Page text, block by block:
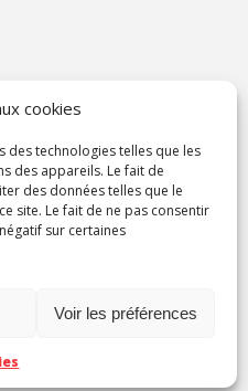
cookies
des technologies telles que les
des appareils. Le fait de
des données telles que le
site. Le fait de ne pas consentir
sur certaines
Voir les préférences